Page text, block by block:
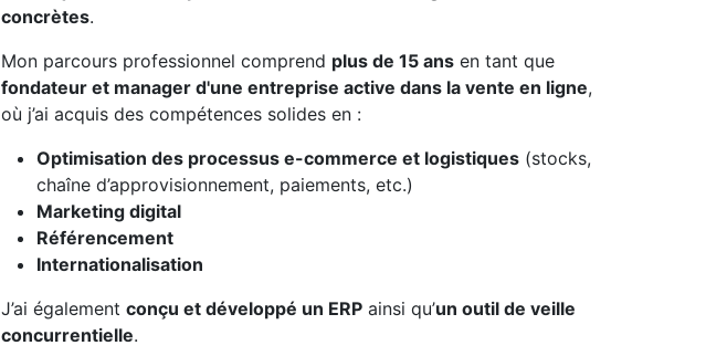
concrètes.
Mon parcours professionnel comprend plus de 15 ans en tant que
fondateur et manager d'une entreprise active dans la vente en ligne,
où j’ai acquis des compétences solides en :
Optimisation des processus e-commerce et logistiques (stocks,
chaîne d’approvisionnement, paiements, etc.)
Marketing digital
Référencement
Internationalisation
J’ai également conçu et développé un ERP ainsi qu’un outil de veille
concurrentielle.